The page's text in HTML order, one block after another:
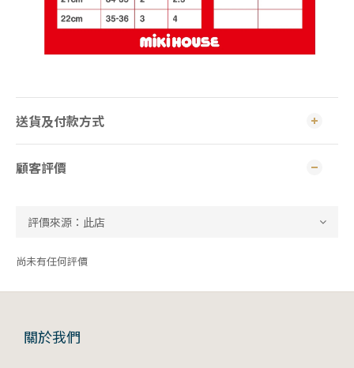
送貨及付款方式
顧客評價
尚未有任何評價
關於我們